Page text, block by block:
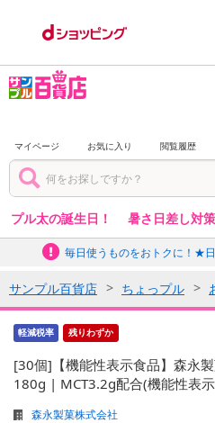
マイページ お気に入り 閲覧履歴
プル太の誕生日！ 暑さ日差し対策
毎日使うものをおトクに！★
サンプル百貨店 ちょっプル
軽減税率 残りわずか
[30個]【機能性表示食品】森永
180g | MCT3.2g配合(機能性表
森永製菓株式会社